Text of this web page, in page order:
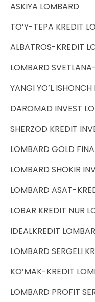
ASKIYA LOMBARD
TO’Y-TEPA KREDIT
ALBATROS-KREDIT
LOMBARD
YANGI YO’L
DAROMAD INVEST
SHERZOD KREDIT
LOMBARD GOLD
LOMBARD SHOKIR
LOMBARD ASAT-
LOBAR KREDIT NUR
IDEALKREDIT
LOMBARD SERGELI
KO’MAK-KREDIT
LOMBARD PROFIT